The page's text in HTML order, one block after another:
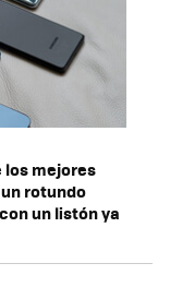
mejores
rotundo
un listón ya